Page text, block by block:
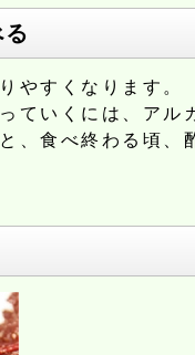
やすくなります。
ていくには、アル
、食べ終わる頃、